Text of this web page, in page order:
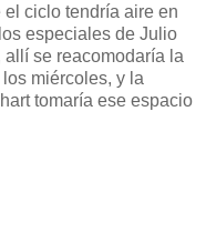
ciclo tendría aire en
especiales de Julio
se reacomodaría la
miércoles, y la
tomaría ese espacio